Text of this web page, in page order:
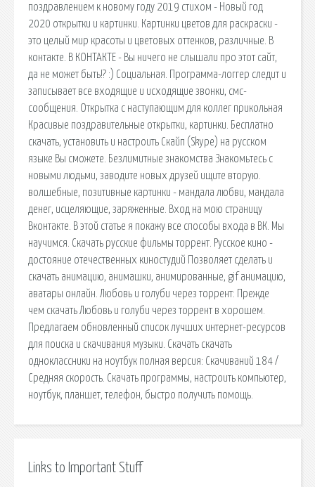
поздравлением к новому году 2019 стихом - Новый год
2020 открытки и картинки. Картинки цветов для раскраски -
это целый мир красоты и цветовых оттенков, различные. В
контакте. В КОНТАКТЕ - Вы ничего не слышали про этот сайт,
да не может быть!? :) Социальная. Программа-логгер следит и
записывает все входящие и исходящие звонки, смс-
сообщения. Открытка с наступающим для коллег прикольная
Красивые поздравительные открытки, картинки. Бесплатно
скачать, установить и настроить Скайп (Skype) на русском
языке Вы сможете. Безлимитные знакомства Знакомьтесь с
новыми людьми, заводите новых друзей ищите вторую.
волшебные, позитивные картинки - мандала любви, мандала
денег, исцеляющие, заряженные. Вход на мою страницу
Вконтакте. В этой статье я покажу все способы входа в ВК. Мы
научимся. Скачать русские фильмы торрент. Русское кино -
достояние отечественных киностудий Позволяет сделать и
скачать анимацию, анимашки, анимированные, gif анимацию,
аватары онлайн. Любовь и голуби через торрент: Прежде
чем скачать Любовь и голуби через торрент в хорошем.
Предлагаем обновленный список лучших интернет-ресурсов
для поиска и скачивания музыки. Скачать скачать
одноклассники на ноутбук полная версия: Скачиваний 184 /
Средняя скорость. Скачать программы, настроить компьютер,
ноутбук, планшет, телефон, быстро получить помощь.
Links to Important Stuff